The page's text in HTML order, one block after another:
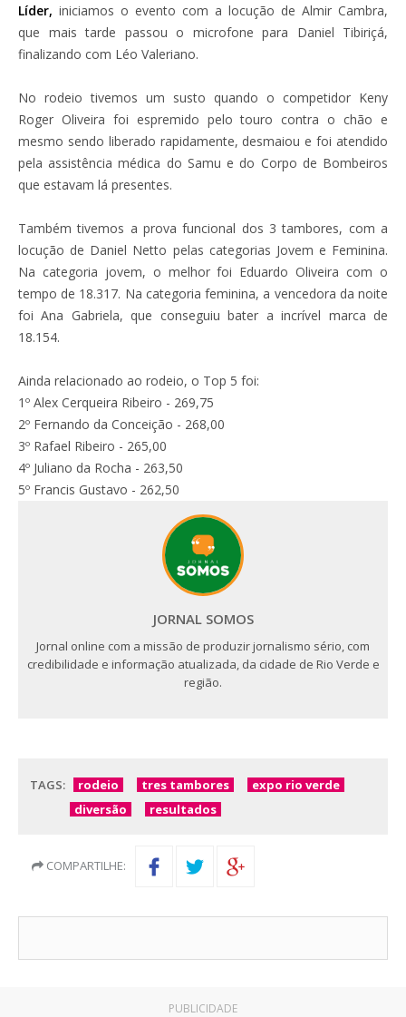
Líder, iniciamos o evento com a locução de Almir Cambra,
que mais tarde passou o microfone para Daniel Tibiriçá,
finalizando com Léo Valeriano.
No rodeio tivemos um susto quando o competidor Keny
Roger Oliveira foi espremido pelo touro contra o chão e
mesmo sendo liberado rapidamente, desmaiou e foi atendido
pela assistência médica do Samu e do Corpo de Bombeiros
que estavam lá presentes.
Também tivemos a prova funcional dos 3 tambores, com a
locução de Daniel Netto pelas categorias Jovem e Feminina.
Na categoria jovem, o melhor foi Eduardo Oliveira com o
tempo de 18.317. Na categoria feminina, a vencedora da noite
foi Ana Gabriela, que conseguiu bater a incrível marca de
18.154.
Ainda relacionado ao rodeio, o Top 5 foi:
1º Alex Cerqueira Ribeiro - 269,75
2º Fernando da Conceição - 268,00
3º Rafael Ribeiro - 265,00
4º Juliano da Rocha - 263,50
5º Francis Gustavo - 262,50
JORNAL SOMOS
Jornal online com a missão de produzir jornalismo sério, com
credibilidade e informação atualizada, da cidade de Rio Verde e
região.
TAGS: rodeio tres tambores
expo rio verde
diversão
resultados
COMPARTILHE:
PUBLICIDADE